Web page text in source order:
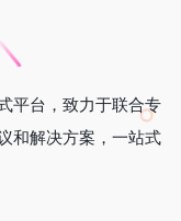
平台，致力于联合专
和解决方案，一站式